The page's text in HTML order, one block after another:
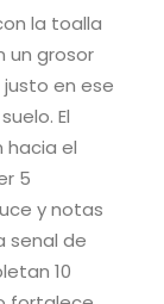
la toalla
un grosor
en ese
El
hacia el
5
y notas
senal de
10